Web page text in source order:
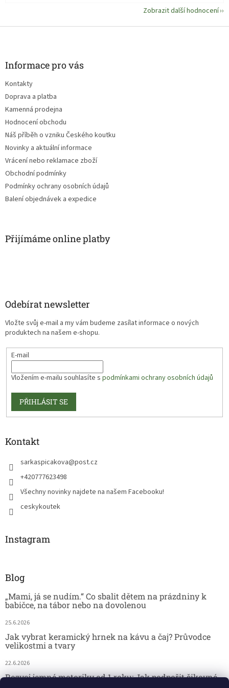
Zobrazit další hodnocení
Informace pro vás
Kontakty
Doprava a platba
Kamenná prodejna
Hodnocení obchodu
Náš příběh o vzniku Českého koutku
Novinky a aktuální informace
Vrácení nebo reklamace zboží
Obchodní podmínky
Podmínky ochrany osobních údajů
Balení objednávek a expedice
Přijímáme online platby
Odebírat newsletter
Vložte svůj e-mail a my vám budeme zasílat informace o nových
produktech na našem e-shopu.
E-mail
Vložením e-mailu souhlasíte s podmínkami ochrany osobních údajů
PŘIHLÁSIT SE
Kontakt
sarkaspicakova@post.cz
+420777623498
Všechny novinky najdete na našem Facebooku!
ceskykoutek
Instagram
Blog
„Mami, já se nudím.“ Co sbalit dětem na prázdniny k
babičce, na tábor nebo na dovolenou
25.6.2026
Jak vybrat keramický hrnek na kávu a čaj? Průvodce
velikostmi a tvary
22.6.2026
Rozvoj jemné motoriky od 1 roku: Jak podpořit šikovné